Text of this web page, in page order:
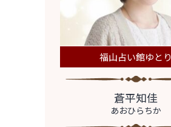
福山占い館ゆとり
蒼平知佳
あおひらちか